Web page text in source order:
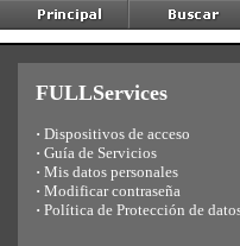
FULLServices
· Dispositivos de acceso
· Guía de Servicios
· Mis datos personales
· Modificar contraseña
· Política de Protección de